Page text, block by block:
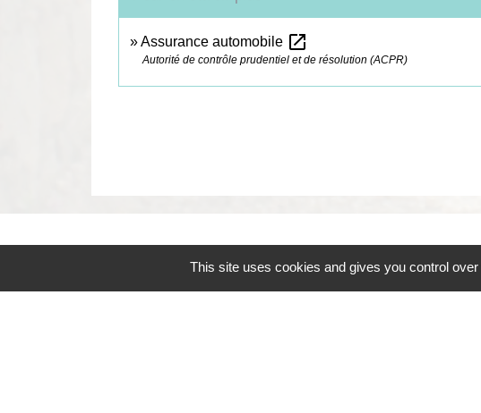
Assurance automobile open_in_new
Autorité de contrôle prudentiel et de résolution (ACPR)
ContactsThis site uses cookies and gives you control